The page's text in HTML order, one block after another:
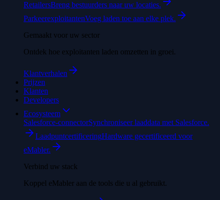
RetailersBreng bestuurders naar uw locaties.
ParkeerexploitantenVoeg laden toe aan elke plek.
Gemaakt voor uw sector
Ontdek hoe exploitanten laden omzetten in groei.
Klantverhalen
Prijzen
Klanten
Developers
Ecosysteem
Salesforce-connectorSynchroniseer laaddata met Salesforce.
LaadpuntcertificeringHardware gecertificeerd voor
eMabler.
Verbind uw stack
Koppel eMabler aan de tools die u al gebruikt.